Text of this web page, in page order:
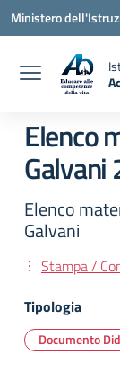
Vai ai contenuti
Vai al menu di
Vai al footer
Ministero
Elenco
Elenco
Galvani
Stampa /
Tipologia
Documento